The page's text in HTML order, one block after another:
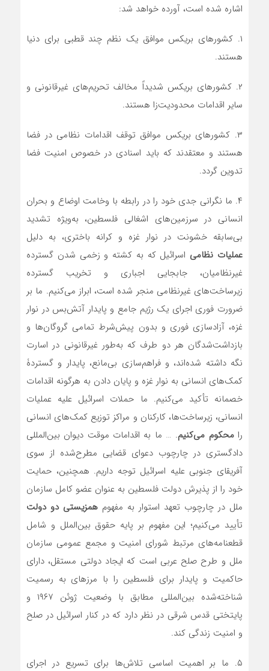
اشاره شده است، آورده خواهد شد:
۱. کشورهای بریکس موافق یک نظم چند قطبی برای دنیا
هستند.
۲. کشورهای بریکس شدیداً مخالف تحریم‌های غیرقانونی و
سایر اقدامات محدودیت‌زا هستند.
۳. کشورهای بریکس موافق توقف اقدامات نظامی در فضا
هستند و معتقدند که باید اسنادی در خصوص امنیت فضا
تدوین گردد.
۴. ما نگرانی جدی خود را در رابطه با وخامت اوضاع و بحران
انسانی در سرزمین‌های اشغالی فلسطین، به‌ویژه تشدید
بی‌سابقه خشونت در نوار غزه و کرانه باختری، به دلیل
عملیات نظامی اسرائیل که به کشته و زخمی شدن گسترده
غیرنظامیان، جابجایی اجباری و تخریب گسترده
زیرساخت‌های غیرنظامی منجر شده است، ابراز می‌کنیم. ما بر
ضرورت فوری اجرای یک رژیم جامع و پایدار آتش‌بس در نوار
غزه، آزادسازی فوری و بدون پیش‌شرط تمامی گروگان‌ها و
بازداشت‌شدگان هر دو طرف که به‌طور غیرقانونی در اسارت
نگه داشته شده‌اند، و فراهم‌سازی بی‌مانع، پایدار و گستردۀ
کمک‌های انسانی به نوار غزه و پایان دادن به هرگونه اقدامات
خصمانه تأکید می‌کنیم. ما حملات اسرائیل علیه عملیات
انسانی، زیرساخت‌ها، کارکنان و مراکز توزیع کمک‌های انسانی
رامحکوم می‌کنیم. … ما به اقدامات موقت دیوان بین‌المللی
دادگستری در چارچوب دعوای قضایی مطرح‌شده از سوی
آفریقای جنوبی علیه اسرائیل توجه داریم. همچنین، حمایت
خود را از پذیرش دولت فلسطین به عنوان عضو کامل سازمان
ملل در چارچوب تعهد استوار به مفهوم همزیستی دو دولت
تأیید می‌کنیم؛ این مفهوم بر پایه حقوق بین‌الملل و شامل
قطعنامه‌های مرتبط شورای امنیت و مجمع عمومی سازمان
ملل و طرح صلح عربی است که ایجاد دولتی مستقل، دارای
حاکمیت و پایدار برای فلسطین را با مرزهای به رسمیت
شناخته‌شده بین‌المللی مطابق با وضعیت ژوئن ۱۹۶۷ و
پایتختی قدس شرقی در نظر دارد که در کنار اسرائیل در صلح
و امنیت زندگی کند.
۵. ما بر اهمیت اساسی تلاش‌ها برای تسریع در اجرای